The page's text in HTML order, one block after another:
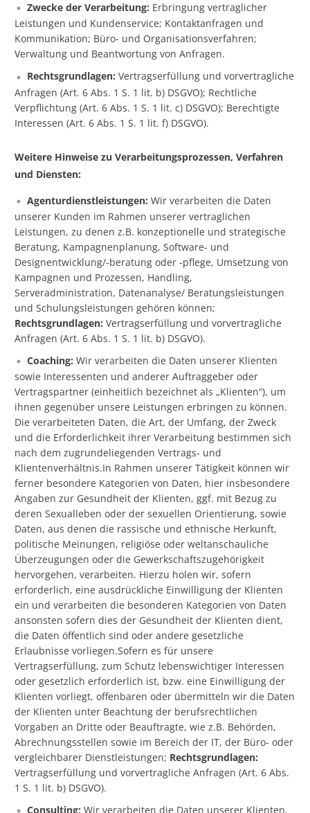
Zwecke der Verarbeitung: Erbringung vertraglicher
Leistungen und Kundenservice; Kontaktanfragen und
Kommunikation; Büro- und Organisationsverfahren;
Verwaltung und Beantwortung von Anfragen.
Rechtsgrundlagen: Vertragserfüllung und vorvertragliche
Anfragen (Art. 6 Abs. 1 S. 1 lit. b) DSGVO); Rechtliche
Verpflichtung (Art. 6 Abs. 1 S. 1 lit. c) DSGVO); Berechtigte
Interessen (Art. 6 Abs. 1 S. 1 lit. f) DSGVO).
Weitere Hinweise zu Verarbeitungsprozessen, Verfahren
und Diensten:
Agenturdienstleistungen:Wir verarbeiten die Daten
unserer Kunden im Rahmen unserer vertraglichen
Leistungen, zu denen z.B. konzeptionelle und strategische
Beratung, Kampagnenplanung, Software- und
Designentwicklung/-beratung oder -pflege, Umsetzung von
Kampagnen und Prozessen, Handling,
Serveradministration, Datenanalyse/ Beratungsleistungen
und Schulungsleistungen gehören können;
Rechtsgrundlagen: Vertragserfüllung und vorvertragliche
Anfragen (Art. 6 Abs. 1 S. 1 lit. b) DSGVO).
Coaching:Wir verarbeiten die Daten unserer Klienten
sowie Interessenten und anderer Auftraggeber oder
Vertragspartner (einheitlich bezeichnet als „Klienten“), um
ihnen gegenüber unsere Leistungen erbringen zu können.
Die verarbeiteten Daten, die Art, der Umfang, der Zweck
und die Erforderlichkeit ihrer Verarbeitung bestimmen sich
nach dem zugrundeliegenden Vertrags- und
Klientenverhältnis.In Rahmen unserer Tätigkeit können wir
ferner besondere Kategorien von Daten, hier insbesondere
Angaben zur Gesundheit der Klienten, ggf. mit Bezug zu
deren Sexualleben oder der sexuellen Orientierung, sowie
Daten, aus denen die rassische und ethnische Herkunft,
politische Meinungen, religiöse oder weltanschauliche
Überzeugungen oder die Gewerkschaftszugehörigkeit
hervorgehen, verarbeiten. Hierzu holen wir, sofern
erforderlich, eine ausdrückliche Einwilligung der Klienten
ein und verarbeiten die besonderen Kategorien von Daten
ansonsten sofern dies der Gesundheit der Klienten dient,
die Daten öffentlich sind oder andere gesetzliche
Erlaubnisse vorliegen.Sofern es für unsere
Vertragserfüllung, zum Schutz lebenswichtiger Interessen
oder gesetzlich erforderlich ist, bzw. eine Einwilligung der
Klienten vorliegt, offenbaren oder übermitteln wir die Daten
der Klienten unter Beachtung der berufsrechtlichen
Vorgaben an Dritte oder Beauftragte, wie z.B. Behörden,
Abrechnungsstellen sowie im Bereich der IT, der Büro- oder
vergleichbarer Dienstleistungen; Rechtsgrundlagen:
Vertragserfüllung und vorvertragliche Anfragen (Art. 6 Abs.
1 S. 1 lit. b) DSGVO).
Consulting:Wir verarbeiten die Daten unserer Klienten,